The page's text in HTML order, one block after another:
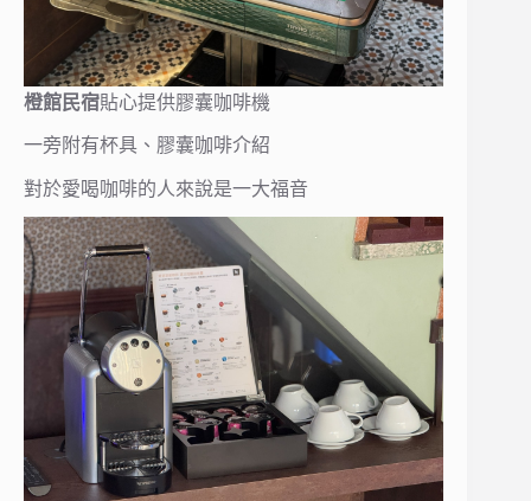
橙館民宿貼心提供膠囊咖啡機
一旁附有杯具、膠囊咖啡介紹
對於愛喝咖啡的人來說是一大福音